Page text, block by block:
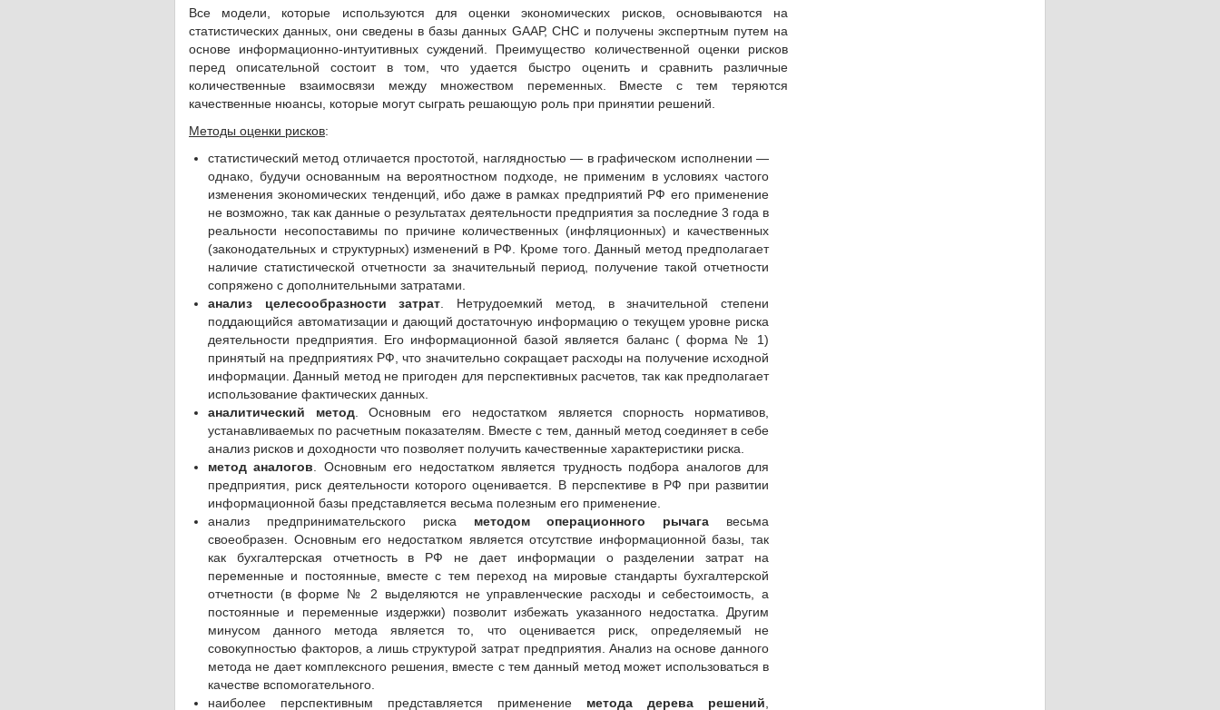
Все модели, которые используются для оценки экономических рисков, основываются на
статистических данных, они сведены в базы данных GААР, СНС и получены экспертным путем на
основе информационно-интуитивных суждений. Преимущество количественной оценки рисков
перед описательной состоит в том, что удается быстро оценить и сравнить различные
количественные взаимосвязи между множеством переменных. Вместе с тем теряются
качественные нюансы, которые могут сыграть решающую роль при принятии решений.
Методы оценки рисков:
статистический метод отличается простотой, наглядностью — в графическом исполнении —
однако, будучи основанным на вероятностном подходе, не применим в условиях частого
изменения экономических тенденций, ибо даже в рамках предприятий РФ его применение
не возможно, так как данные о результатах деятельности предприятия за последние 3 года в
реальности несопоставимы по причине количественных (инфляционных) и качественных
(законодательных и структурных) изменений в РФ. Кроме того. Данный метод предполагает
наличие статистической отчетности за значительный период, получение такой отчетности
сопряжено с дополнительными затратами.
анализ целесообразности затрат . Нетрудоемкий метод, в значительной степени
поддающийся автоматизации и дающий достаточную информацию о текущем уровне риска
деятельности предприятия. Его информационной базой является баланс ( форма № 1)
принятый на предприятиях РФ, что значительно сокращает расходы на получение исходной
информации. Данный метод не пригоден для перспективных расчетов, так как предполагает
использование фактических данных.
аналитический метод. Основным его недостатком является спорность нормативов,
устанавливаемых по расчетным показателям. Вместе с тем, данный метод соединяет в себе
анализ рисков и доходности что позволяет получить качественные характеристики риска.
метод аналогов . Основным его недостатком является трудность подбора аналогов для
предприятия, риск деятельности которого оценивается. В перспективе в РФ при развитии
информационной базы представляется весьма полезным его применение.
анализ предпринимательского риска методом операционного рычага весьма
своеобразен. Основным его недостатком является отсутствие информационной базы, так
как бухгалтерская отчетность в РФ не дает информации о разделении затрат на
переменные и постоянные, вместе с тем переход на мировые стандарты бухгалтерской
отчетности (в форме № 2 выделяются не управленческие расходы и себестоимость, а
постоянные и переменные издержки) позволит избежать указанного недостатка. Другим
минусом данного метода является то, что оценивается риск, определяемый не
совокупностью факторов, а лишь структурой затрат предприятия. Анализ на основе данного
метода не дает комплексного решения, вместе с тем данный метод может использоваться в
качестве вспомогательного.
наиболее перспективным представляется применение метода дерева решений